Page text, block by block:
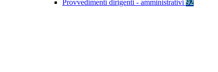
Provvedimenti dirigenti - amministrativi 92